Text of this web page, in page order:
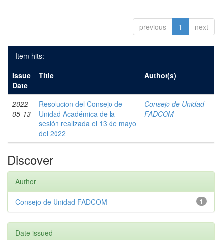
previous 1 next
Item hits:
Issue
Date
Title Author(s)
2022-
05-13
Resolucion del Consejo de
Unidad Académica de la
sesión realizada el 13 de mayo
del 2022
Consejo de Unidad
FADCOM
Discover
Author
1
Consejo de Unidad FADCOM
Date issued